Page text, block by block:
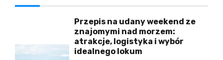
Przepis na udany weekend ze
znajomymi nad morzem:
atrakcje, logistyka i wybór
idealnego lokum